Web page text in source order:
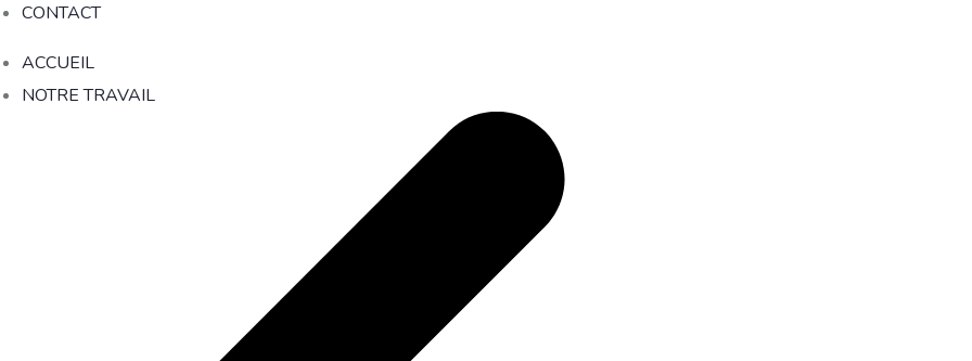
CONTACT
ACCUEIL
NOTRE TRAVAIL